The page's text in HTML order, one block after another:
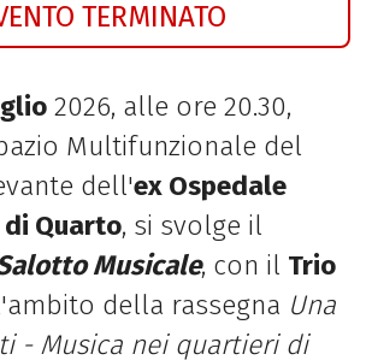
TERMINATO
2026, alle ore 20.30,
Multifunzionale del
dell'ex Ospedale
Quarto, si svolge il
Musicale, con il Trio
della rassegna Una
- Musica nei quartieri di